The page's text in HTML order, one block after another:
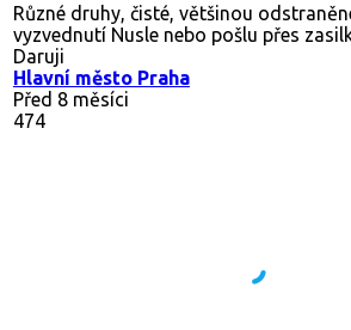
Různé druhy, čisté, většinou
vyzvednutí Nusle nebo pošlu přes
Daruji
Hlavní město Praha
Před 8 měsíci
474